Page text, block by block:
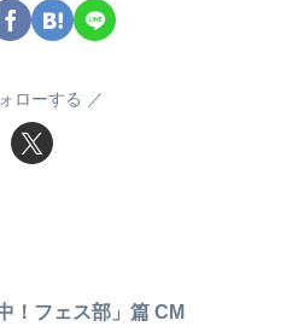
ローする
！フェス部」篇 CM